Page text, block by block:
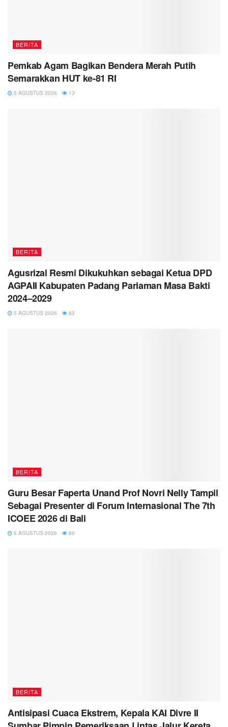
BERITA
Pemkab Agam Bagikan Bendera Merah Putih
Semarakkan HUT ke-81 RI
5 AGUSTUS 2026 13
BERITA
Agusrizal Resmi Dikukuhkan sebagai Ketua DPD
AGPAII Kabupaten Padang Pariaman Masa Bakti
2024–2029
5 AGUSTUS 2026 83
BERITA
Guru Besar Faperta Unand Prof Novri Nelly Tampil
Sebagai Presenter di Forum Internasional The 7th
ICOEE 2026 di Bali
5 AGUSTUS 2026 86
BERITA
Antisipasi Cuaca Ekstrem, Kepala KAI Divre II